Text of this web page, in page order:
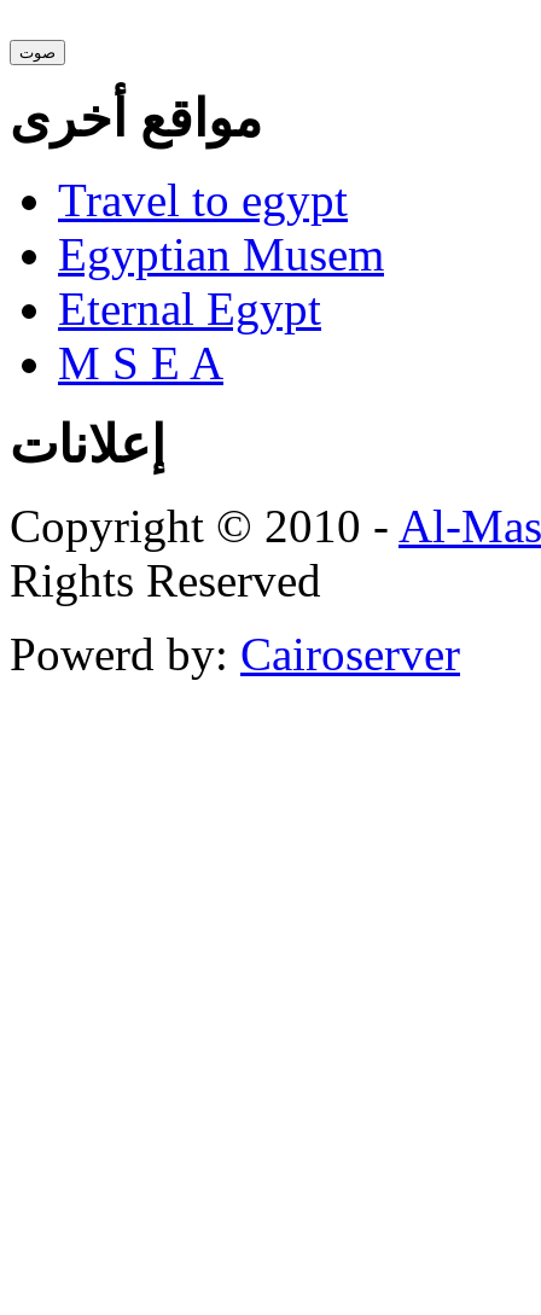
مواقع أخرى
Travel to egypt
Egyptian Musem
Eternal Egypt
M S E A
إعلانات
Copyright © 2010 - Al-
Rights Reserved
Powerd by: Cairoserver